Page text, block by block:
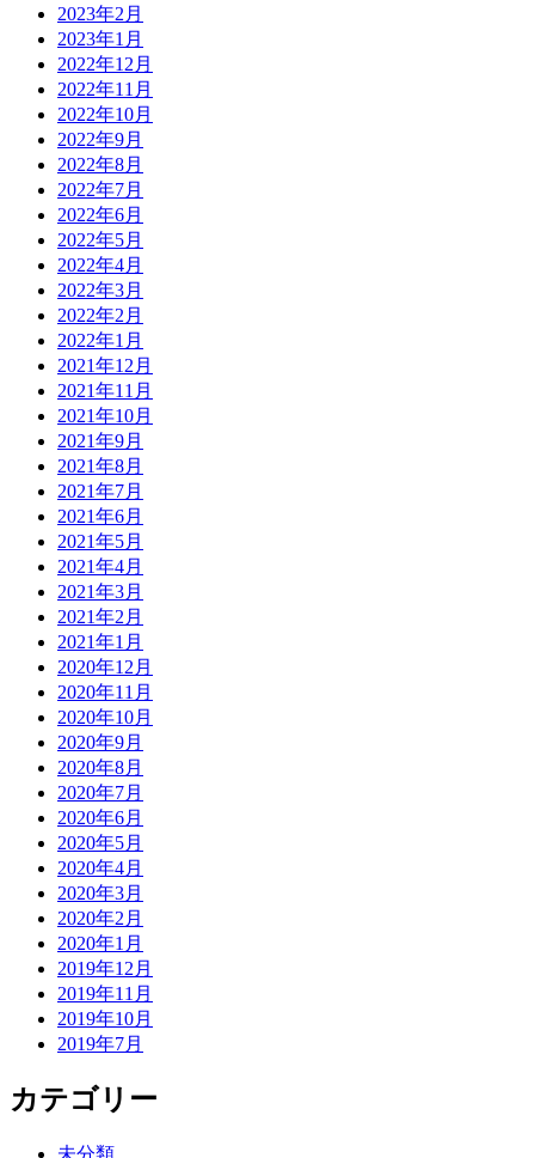
2023年2月
2023年1月
2022年12月
2022年11月
2022年10月
2022年9月
2022年8月
2022年7月
2022年6月
2022年5月
2022年4月
2022年3月
2022年2月
2022年1月
2021年12月
2021年11月
2021年10月
2021年9月
2021年8月
2021年7月
2021年6月
2021年5月
2021年4月
2021年3月
2021年2月
2021年1月
2020年12月
2020年11月
2020年10月
2020年9月
2020年8月
2020年7月
2020年6月
2020年5月
2020年4月
2020年3月
2020年2月
2020年1月
2019年12月
2019年11月
2019年10月
2019年7月
カテゴリー